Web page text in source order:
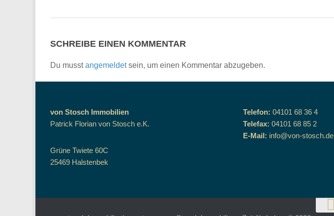
SCHREIBE EINEN KOMMENTAR
Du musstangemeldetsein, um einen Kommentar abzugeben.
von Stosch Immobilien
Patrick Florian von Stosch e.K.
Grüne Twiete 60C
25469 Halstenbek
Telefon: 04101 68 36 4
Telefax: 04101 68 85 2
E-Mail: info@von-stosch.de